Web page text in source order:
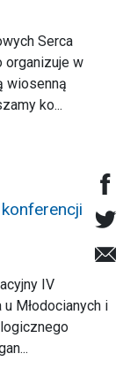
Serca
organizuje w
wiosenną
ko...
IV
Młodocianych i